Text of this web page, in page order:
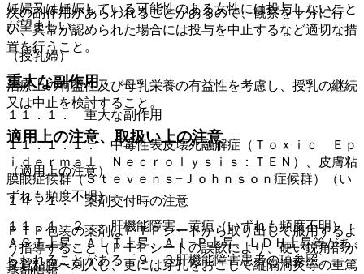
妊婦又は妊娠している可能性のある女性には投与しないこと
が望ましい。
（授乳婦）
治療上の有益性及び母乳栄養の有益性を考慮し、授乳の継続
又は中止を検討すること。
適用上の注意、取扱い上の注意
（適用上の注意）
１４．１． 薬剤交付時の注意
ＰＴＰ包装の薬剤はＰＴＰシートから取り出して服用するよ
う指導すること（ＰＴＰシートの誤飲により、硬い鋭角部が
食道粘膜へ刺入し、更には穿孔をおこして縦隔洞炎等の重篤
次の副作用があらわれることがあるので、観察を十分に行
い、異常が認められた場合には投与を中止するなど適切な措
置を行うこと。
重大な副作用
１１．１． 重大な副作用
１１．１．１． 中毒性表皮壊死融解症（Ｔｏｘｉｃ Ｅｐ
ｉｄｅｒｍａｌ Ｎｅｃｒｏｌｙｓｉｓ：ＴＥＮ）、皮膚粘
膜眼症候群（Ｓｔｅｖｅｎｓ−Ｊｏｈｎｓｏｎ症候群）（い
ずれも頻度不明）。
１１．１．２． 肝機能障害、黄疸（いずれも頻度不明）：
ＡＳＴ上昇、ＡＬＴ上昇、Ａｌ−Ｐ上昇、ＬＤＨ上昇等があ
らわれることがある〔９．３肝機能障害患者の項参照〕。